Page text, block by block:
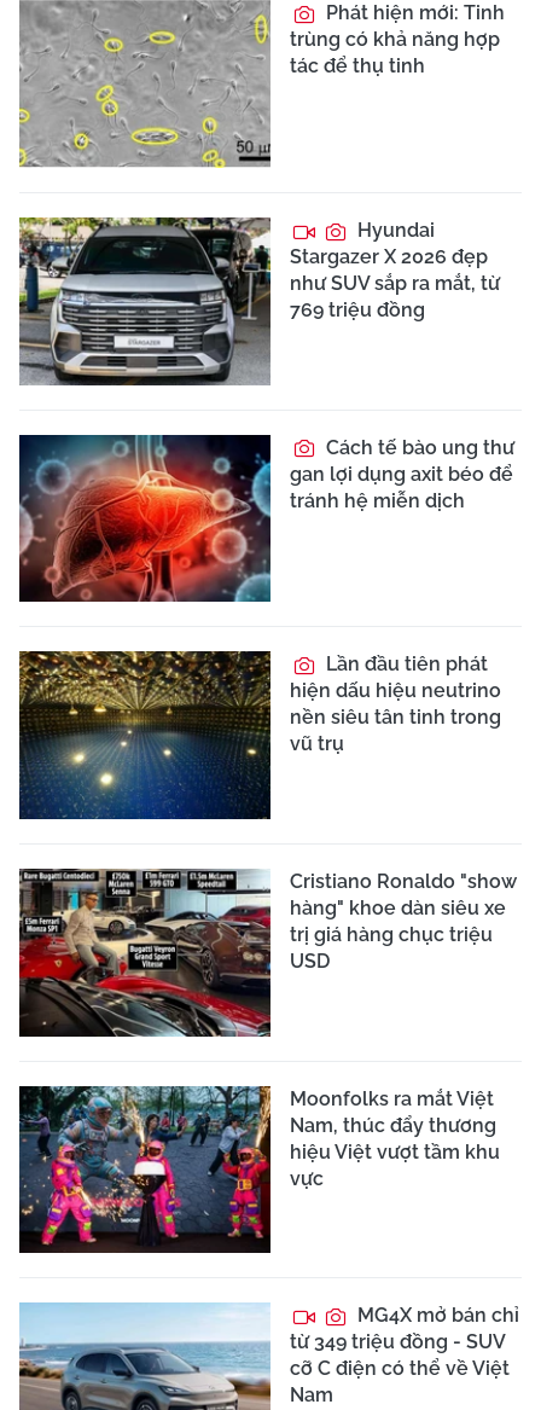
Phát hiện mới: Tinh
trùng có khả năng hợp
tác để thụ tinh
Hyundai
Stargazer X 2026 đẹp
như SUV sắp ra mắt, từ
769 triệu đồng
Cách tế bào ung thư
gan lợi dụng axit béo để
tránh hệ miễn dịch
Lần đầu tiên phát
hiện dấu hiệu neutrino
nền siêu tân tinh trong
vũ trụ
Cristiano Ronaldo "show
hàng" khoe dàn siêu xe
trị giá hàng chục triệu
USD
Moonfolks ra mắt Việt
Nam, thúc đẩy thương
hiệu Việt vượt tầm khu
vực
MG4X mở bán chỉ
từ 349 triệu đồng - SUV
cỡ C điện có thể về Việt
Nam